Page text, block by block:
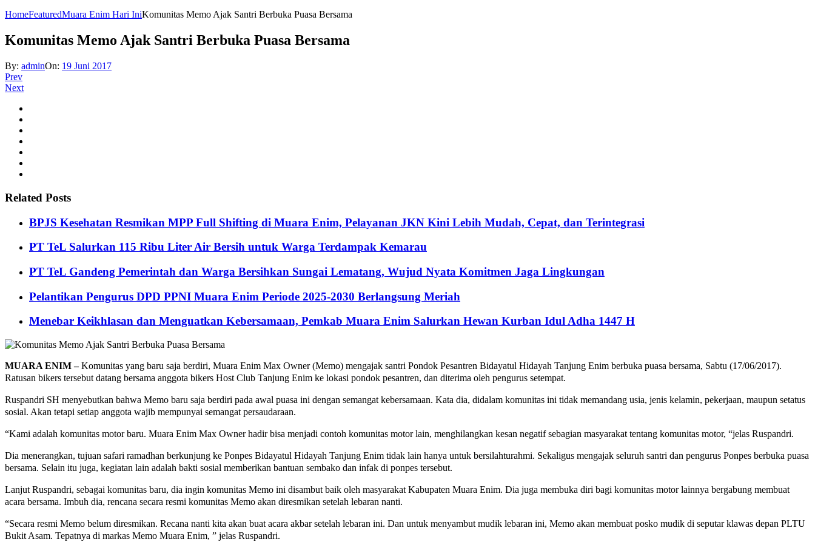
HomeFeaturedMuara Enim Hari IniKomunitas Memo Ajak Santri Berbuka Puasa Bersama
Komunitas Memo Ajak Santri Berbuka Puasa Bersama
By: adminOn: 19 Juni 2017
Prev
Next
Related Posts
BPJS Kesehatan Resmikan MPP Full Shifting di Muara Enim, Pelayanan JKN Kini Lebih Mudah, Cepat, dan Terintegrasi
PT TeL Salurkan 115 Ribu Liter Air Bersih untuk Warga Terdampak Kemarau
PT TeL Gandeng Pemerintah dan Warga Bersihkan Sungai Lematang, Wujud Nyata Komitmen Jaga Lingkungan
Pelantikan Pengurus DPD PPNI Muara Enim Periode 2025-2030 Berlangsung Meriah
Menebar Keikhlasan dan Menguatkan Kebersamaan, Pemkab Muara Enim Salurkan Hewan Kurban Idul Adha 1447 H
MUARA ENIM –Komunitas yang baru saja berdiri, Muara Enim Max Owner (Memo) mengajak santri Pondok Pesantren Bidayatul Hidayah Tanjung Enim berbuka puasa bersama, Sabtu (17/06/2017).
Ratusan bikers tersebut datang bersama anggota bikers Host Club Tanjung Enim ke lokasi pondok pesantren, dan diterima oleh pengurus setempat.
Ruspandri SH menyebutkan bahwa Memo baru saja berdiri pada awal puasa ini dengan semangat kebersamaan. Kata dia, didalam komunitas ini tidak memandang usia, jenis kelamin, pekerjaan, maupun setatus
sosial. Akan tetapi setiap anggota wajib mempunyai semangat persaudaraan.
“Kami adalah komunitas motor baru. Muara Enim Max Owner hadir bisa menjadi contoh komunitas motor lain, menghilangkan kesan negatif sebagian masyarakat tentang komunitas motor, “jelas Ruspandri.
Dia menerangkan, tujuan safari ramadhan berkunjung ke Ponpes Bidayatul Hidayah Tanjung Enim tidak lain hanya untuk bersilahturahmi. Sekaligus mengajak seluruh santri dan pengurus Ponpes berbuka puasa
bersama. Selain itu juga, kegiatan lain adalah bakti sosial memberikan bantuan sembako dan infak di ponpes tersebut.
Lanjut Ruspandri, sebagai komunitas baru, dia ingin komunitas Memo ini disambut baik oleh masyarakat Kabupaten Muara Enim. Dia juga membuka diri bagi komunitas motor lainnya bergabung membuat
acara bersama. Imbuh dia, rencana secara resmi komunitas Memo akan diresmikan setelah lebaran nanti.
“Secara resmi Memo belum diresmikan. Recana nanti kita akan buat acara akbar setelah lebaran ini. Dan untuk menyambut mudik lebaran ini, Memo akan membuat posko mudik di seputar klawas depan PLTU
Bukit Asam. Tepatnya di markas Memo Muara Enim, ” jelas Ruspandri.